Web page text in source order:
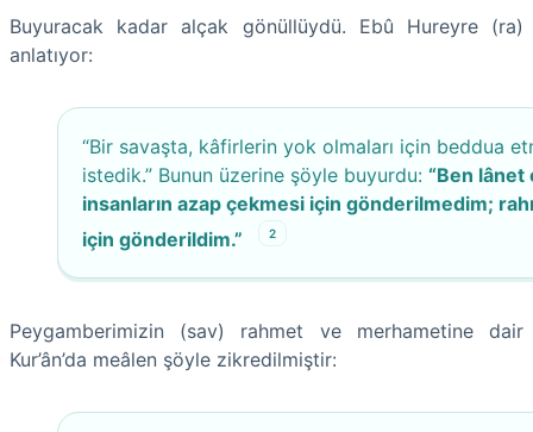
Buyuracak kadar alçak gönüllüydü. Ebû Hureyre (ra)
anlatıyor:
“Bir savaşta, kâfirlerin yok olmaları için beddua
istedik.” Bunun üzerine şöyle buyurdu: “Ben lânet
insanların azap çekmesi için gönderilmedim;
için gönderildim.”
2
Peygamberimizin (sav) rahmet ve merhametine dair
Kur’ân’da meâlen şöyle zikredilmiştir: